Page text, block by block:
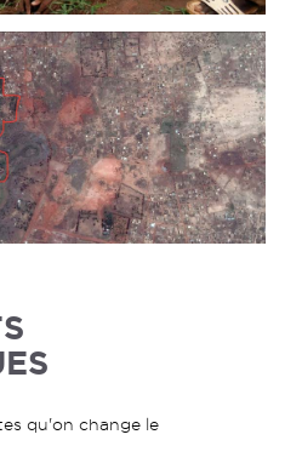
qu'on change le